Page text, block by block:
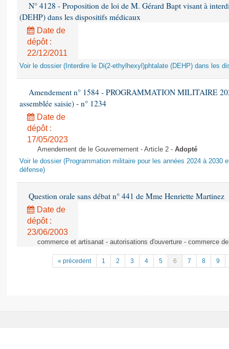
N° 4128 - Proposition de loi de M. Gérard Bapt visant à
(DEHP) dans les dispositifs médicaux
Date de
dépôt :
22/12/2011
Voir le dossier (Interdire le Di(2-ethylhexyl)phtalate (DEHP) dans les
Amendement n° 1584 - PROGRAMMATION MILITAIRE
assemblée saisie) - n° 1234
Date de
dépôt :
17/05/2023
Amendement de le Gouvernement - Article 2 - Adopté
Voir le dossier (Programmation militaire pour les années 2024 à 2030
défense)
Question orale sans débat n° 441 de Mme Henriette Martinez
Date de
dépôt :
23/06/2003
commerce et artisanat - autorisations d'ouverture - commerce
« précedent 1 2 3 4 5 6 7 8 9